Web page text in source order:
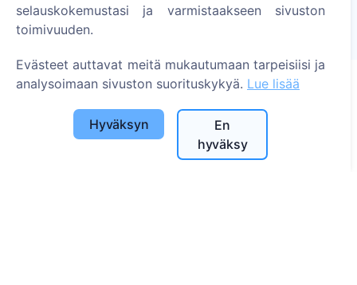
Istutetut puut
Tietoa
Tietoa CEMETY:stä
selauskokemustasi ja varmistaakseen sivuston
toimivuuden.
Evästeet auttavat meitä mukautumaan tarpeisiisi ja
analysoimaan sivuston suorituskykyä. Lue lisää
Hyväksyn
En
hyväksy